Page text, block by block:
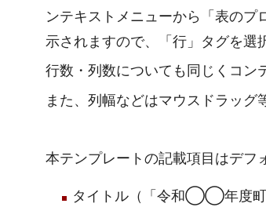
ンテキストメニューから「表のプ
示されますので、「行」タグを選
行数・列数についても同じくコン
また、列幅などはマウスドラッグ
本テンプレートの記載項目はデフ
タイトル（「令和◯◯年度町